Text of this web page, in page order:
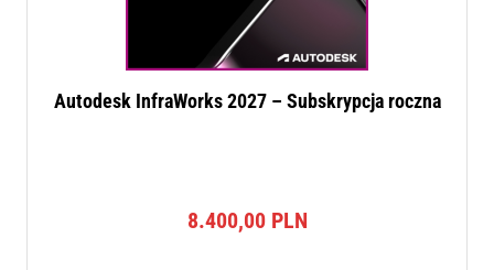
Autodesk InfraWorks 2027 – Subskrypcja roczna
8.400,00 PLN